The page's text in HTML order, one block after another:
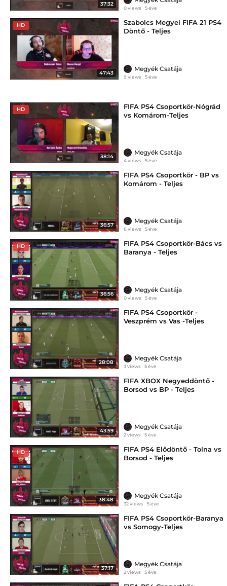
37:32
0 views 5 éve
HD
47:43
Szabolcs Megyei FIFA 21 PS4
Döntő - Teljes
Megyék Csatája
9 views 5 éve
HD
38:14
FIFA PS4 Csoportkör-Nógrád
vs Komárom-Teljes
Megyék Csatája
4 views 5 éve
36:57
FIFA PS4 Csoportkör - BP vs
Komárom - Teljes
Megyék Csatája
6 views 5 éve
HD
36:56
FIFA PS4 Csoportkör-Bács vs
Baranya - Teljes
Megyék Csatája
0 views 5 éve
28:08
FIFA PS4 Csoportkör -
Veszprém vs Vas -Teljes
Megyék Csatája
3 views 5 éve
43:59
FIFA XBOX Negyeddöntő -
Borsod vs BP - Teljes
Megyék Csatája
2 views 5 éve
HD
38:48
FIFA PS4 Elődöntő - Tolna vs
Borsod - Teljes
Megyék Csatája
32 views 5 éve
37:17
FIFA PS4 Csoportkör-Baranya
vs Somogy-Teljes
Megyék Csatája
2 views 5 éve